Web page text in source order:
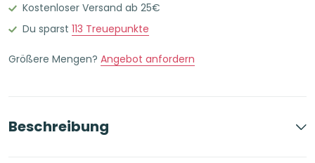
S
Rosa
Kostenloser Versand ab 25€
Du sparst 113 Treuepunkte
Größere Mengen? Angebot anfordern
Beschreibung